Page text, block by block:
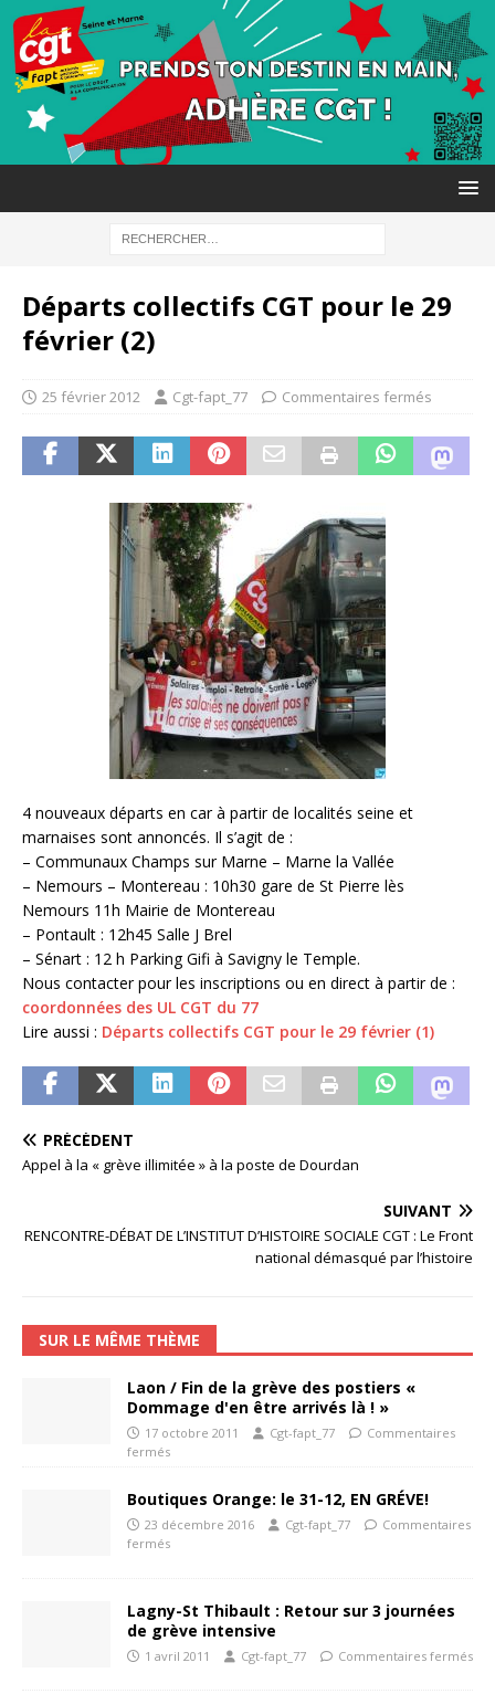
Départs collectifs CGT pour le 29
février (2)
25 février 2012 Cgt-fapt_77 Commentaires fermés
4 nouveaux départs en car à partir de localités seine et
marnaises sont annoncés. Il s’agit de :
– Communaux Champs sur Marne – Marne la Vallée
– Nemours – Montereau : 10h30 gare de St Pierre lès
Nemours 11h Mairie de Montereau
– Pontault : 12h45 Salle J Brel
– Sénart : 12 h Parking Gifi à Savigny le Temple.
Nous contacter pour les inscriptions ou en direct à partir de :
coordonnées des UL CGT du 77
Lire aussi : Départs collectifs CGT pour le 29 février (1)
PRÉCÉDENT
Appel à la « grève illimitée » à la poste de Dourdan
SUIVANT
RENCONTRE-DÉBAT DE L’INSTITUT D’HISTOIRE SOCIALE CGT : Le Front
national démasqué par l’histoire
SUR LE MÊME THÈME
Laon / Fin de la grève des postiers «
Dommage d'en être arrivés là ! »
17 octobre 2011 Cgt-fapt_77
Commentaires
fermés
Boutiques Orange: le 31-12, EN GRÉVE!
23 décembre 2016 Cgt-fapt_77
Commentaires
fermés
Lagny-St Thibault : Retour sur 3 journées
de grève intensive
1 avril 2011 Cgt-fapt_77 Commentaires fermés